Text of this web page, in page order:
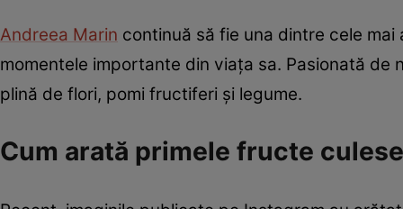
Andreea Marin continuă să fie una dintre cele
momentele importante din viața sa. Pasionată
plină de flori, pomi fructiferi și legume.
Cum arată primele fructe